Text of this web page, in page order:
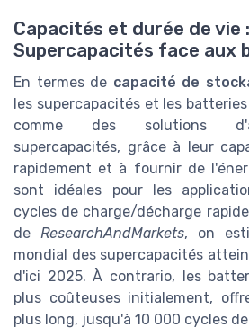
Capacités et durée de vie :
Supercapacités face aux
En termes de capacité de
les supercapacités et les
comme des solutions
supercapacités, grâce à leur
rapidement et à fournir de
sont idéales pour les
cycles de charge/décharge
de ResearchAndMarkets, on
mondial des supercapacités
d'ici 2025. À contrario, les
plus coûteuses initialement,
plus long, jusqu'à 10 000 cycles